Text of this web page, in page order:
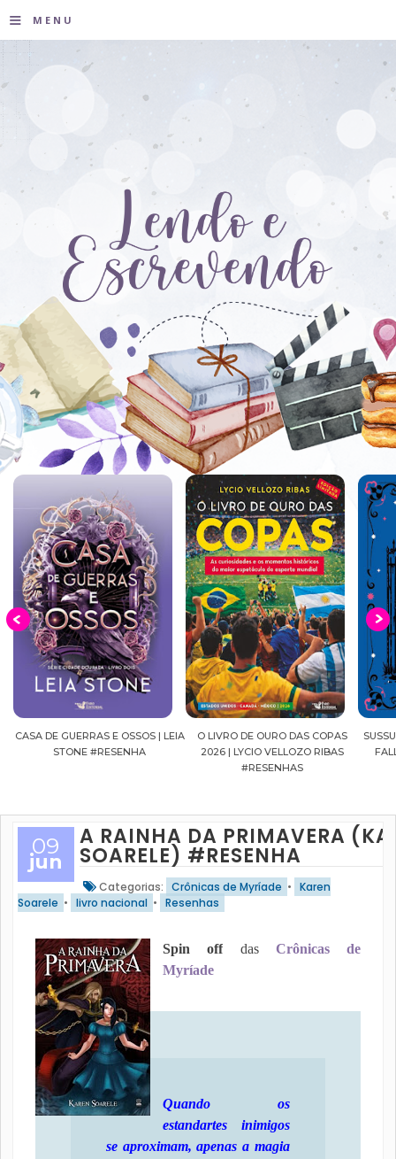
≡ MENU
O LIVRO DE OURO DAS COPAS
2026 | LYCIO VELLOZO RIBAS
SUSSURROS AO LUAR | SHADOW
FALLS, VOL.04 | C.C.HUNTER
#RESENHA
09
jun
A RAINHA DA PRIMAVERA
SOARELE) #RESENHA
Categorias: Crônicas de Myríade • Karen
Soarele • livro nacional • Resenhas
Spin off das Crônicas de
Myríade
Quando os
estandartes inimigos
se aproximam, apenas a magia